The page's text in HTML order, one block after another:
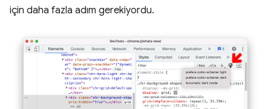
için daha fazla adım gerekiyordu.